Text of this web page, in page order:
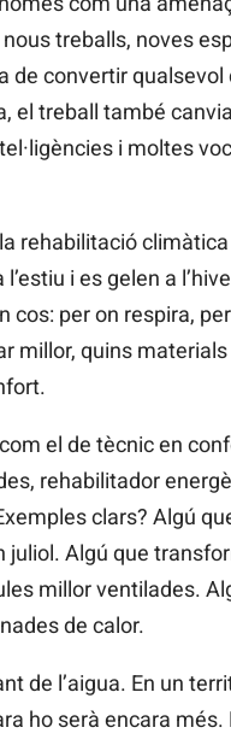
treballs, noves
de convertir
el treball també
i moltes
rehabilitació
i es gelen a
cos: per on respira,
millor, quins
el de tècnic en
rehabilitador
clars? Algú
juliol. Algú que
millor ventilades.
de calor.
de l’aigua. En un
ho serà encara